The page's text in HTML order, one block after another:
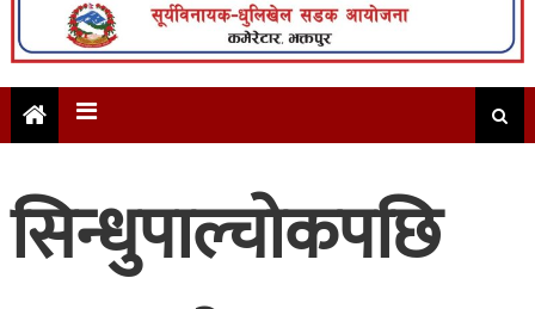
सिन्धुपाल्चोकपछि